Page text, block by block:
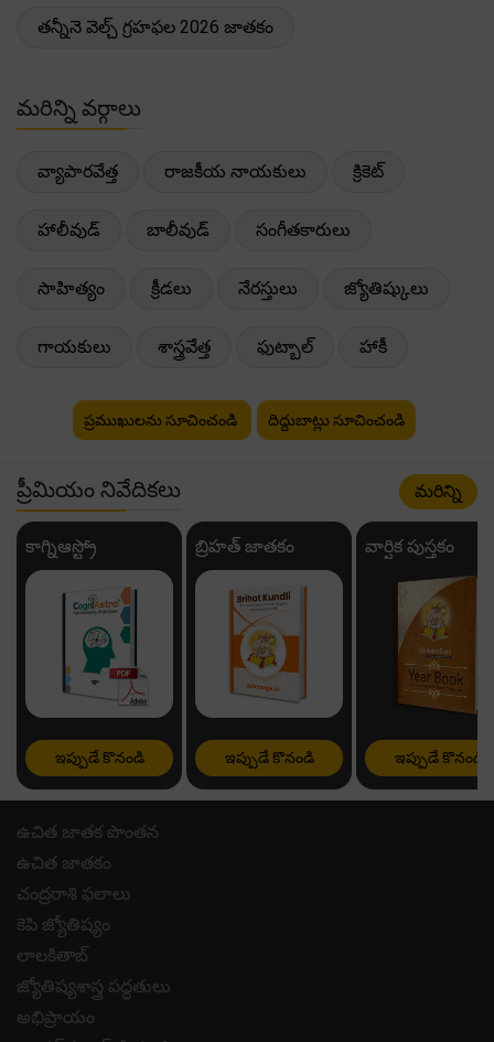
తన్నీనె వెల్చ్ గ్రహఫల 2026 జాతకం
మరిన్ని వర్గాలు
వ్యాపారవేత్త రాజకీయ నాయకులు క్రికెట్
హాలీవుడ్ బాలీవుడ్ సంగీతకారులు
సాహిత్యం క్రీడలు నేరస్తులు జ్యోతిష్కులు
గాయకులు శాస్త్రవేత్త ఫుట్బాల్ హాకీ
ప్రముఖులను సూచించండి దిద్దుబాట్లు సూచించండి
ప్రీమియం నివేదికలు మరిన్ని
కాగ్నిఆస్ట్రో
ఇప్పుడే కొనండి
బ్రిహత్ జాతకం
ఇప్పుడే కొనండి
వార్షిక పుస్తకం
ఇప్పుడే కొనండి
ఉచిత జాతక పొంతన
ఉచిత జాతకం
చంద్రరాశి ఫలాలు
కెపి జ్యోతిష్యం
లాలకితాబ్
జ్యోతిష్యశాస్త్ర పద్ధతులు
అభిప్రాయం